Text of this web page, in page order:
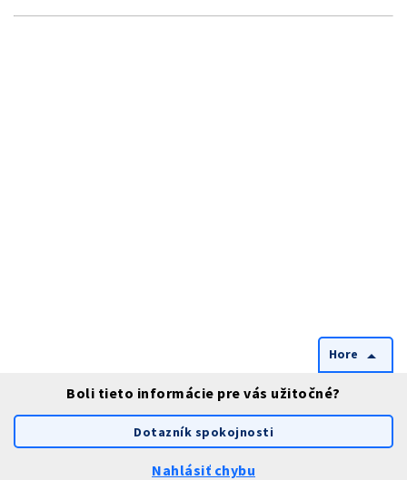
Hore arrow_drop_up
Boli tieto informácie pre vás užitočné?
Dotazník spokojnosti
Nahlásiť chybu